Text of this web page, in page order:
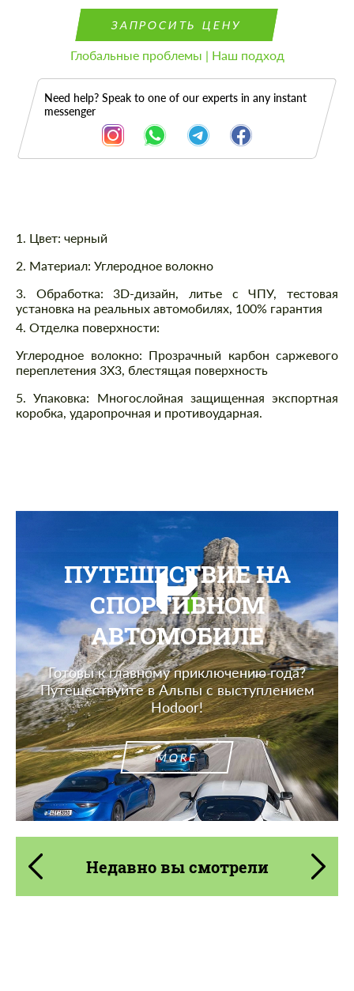
ЗАПРОСИТЬ ЦЕНУ
Глобальные проблемы | Наш подход
Need help? Speak to one of our experts in any instant
messenger
Описание
1. Цвет: черный
2. Материал: Углеродное волокно
3. Обработка: 3D-дизайн, литье с ЧПУ, тестовая
установка на реальных автомобилях, 100% гарантия
4. Отделка поверхности:
Углеродное волокно: Прозрачный карбон саржевого
переплетения 3X3, блестящая поверхность
5. Упаковка: Многослойная защищенная экспортная
коробка, ударопрочная и противоударная.
ПУТЕШЕСТВИЕ НА
СПОРТИВНОМ
АВТОМОБИЛЕ
Готовы к главному приключению года?
Путешествуйте в Альпы с выступлением
Hodoor!
MORE
Недавно вы смотрели